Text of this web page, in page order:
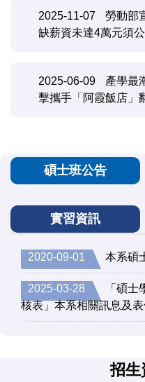
2025-11-07
勞動部
缺薪資未達4萬元須公
2025-06-09
產學最
擊攜手「阿霞飯店」
碩士班公告
實習資訊
2020-09-01 本系碩
2025-03-28
「碩
核表」本系相關訊息及
招生